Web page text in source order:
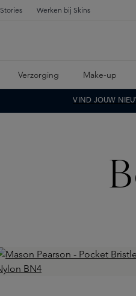
Stories Werken bij Skins
Verzorging Make-up
VIND JOUW